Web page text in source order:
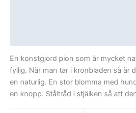
En konstgjord pion som är mycket
fyllig. När man tar i kronbladen så är
en naturlig. En stor blomma med
en knopp. Ståltråd i stjälken så att